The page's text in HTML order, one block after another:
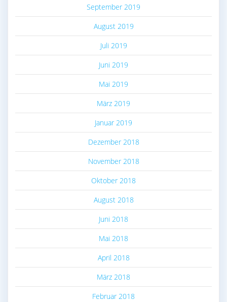
September 2019
August 2019
Juli 2019
Juni 2019
Mai 2019
März 2019
Januar 2019
Dezember 2018
November 2018
Oktober 2018
August 2018
Juni 2018
Mai 2018
April 2018
März 2018
Februar 2018